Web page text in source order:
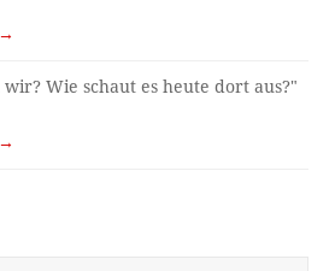
wir? Wie schaut es heute dort aus?"